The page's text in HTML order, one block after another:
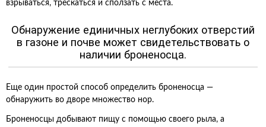
взрываться, трескаться и сползать с места.
Обнаружение единичных неглубоких отверстий
в газоне и почве может свидетельствовать о
наличии броненосца.
Еще один простой способ определить броненосца —
обнаружить во дворе множество нор.
Броненосцы добывают пищу с помощью своего рыла, а